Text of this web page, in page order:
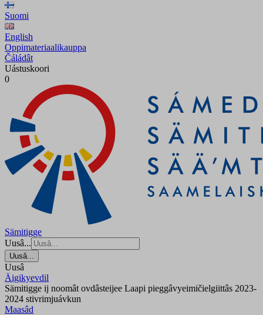
Suomi
English
Oppimateriaalikauppa
Čáládât
Uástuskoori
0
Sämitigge
Uusâ...
Uusâ...
Uusâ
Äigikyevdil
Sämitigge ij noomât ovdâsteijee Laapi pieggâvyeimičielgiittâs 2023-
2024 stivrimjuávkun
Maasâd